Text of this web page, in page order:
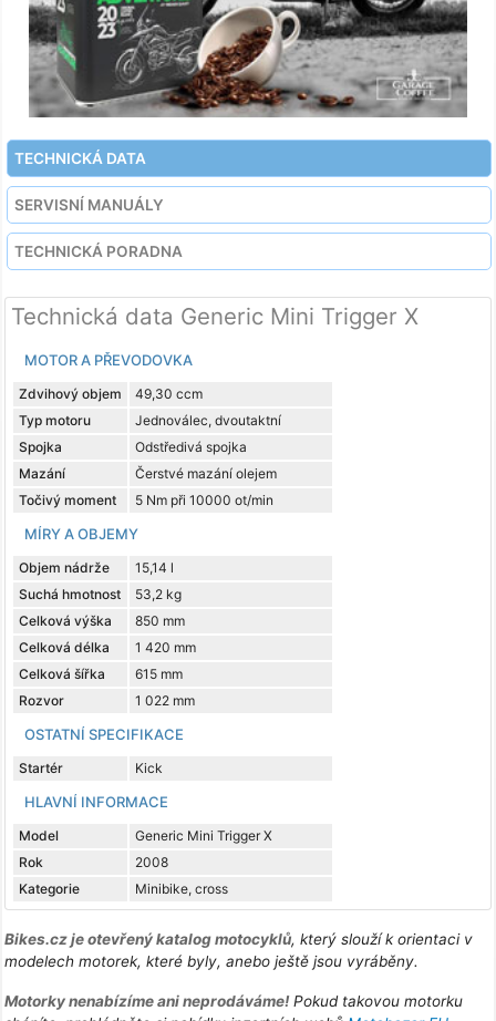
TECHNICKÁ DATA
SERVISNÍ MANUÁLY
TECHNICKÁ PORADNA
Technická data Generic Mini Trigger X
MOTOR A PŘEVODOVKA
Zdvihový objem
49,30 ccm
Typ motoru
Jednoválec, dvoutaktní
Spojka
Odstředivá spojka
Mazání
Čerstvé mazání olejem
Točivý moment
5 Nm při 10000 ot/min
MÍRY A OBJEMY
Objem nádrže
15,14 l
Suchá hmotnost
53,2 kg
Celková výška
850 mm
Celková délka
1 420 mm
Celková šířka
615 mm
Rozvor
1 022 mm
OSTATNÍ SPECIFIKACE
Startér Kick
HLAVNÍ INFORMACE
Model
Generic Mini Trigger X
Rok
2008
Kategorie
Minibike, cross
Bikes.cz je otevřený katalog motocyklů, který slouží k orientaci v
modelech motorek, které byly, anebo ještě jsou vyráběny.
Motorky nenabízíme ani neprodáváme!Pokud takovou motorku